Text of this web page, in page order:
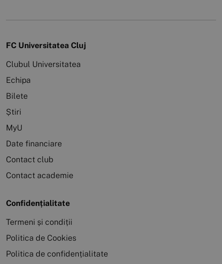
FC Universitatea Cluj
Clubul Universitatea
Echipa
Bilete
Știri
MyU
Date financiare
Contact club
Contact academie
Confidențialitate
Termeni și condiții
Politica de Cookies
Politica de confidențialitate